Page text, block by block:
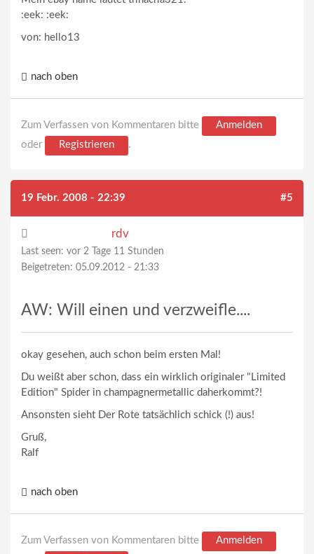
:eek: :eek:
von: hello13
nach oben
Zum Verfassen von Kommentaren bitte
Anmelden
oder
Registrieren .
19 Febr. 2008 - 22:39 #5
rdv
Last seen: vor 2 Tage 11 Stunden
Beigetreten: 05.09.2012 - 21:33
AW: Will einen und verzweifle....
okay gesehen, auch schon beim ersten Mal!
Du weißt aber schon, dass ein wirklich originaler "Limited
Edition" Spider in champagnermetallic daherkommt?!
Ansonsten sieht Der Rote tatsächlich schick (!) aus!
Gruß,
Ralf
nach oben
Zum Verfassen von Kommentaren bitte
Anmelden